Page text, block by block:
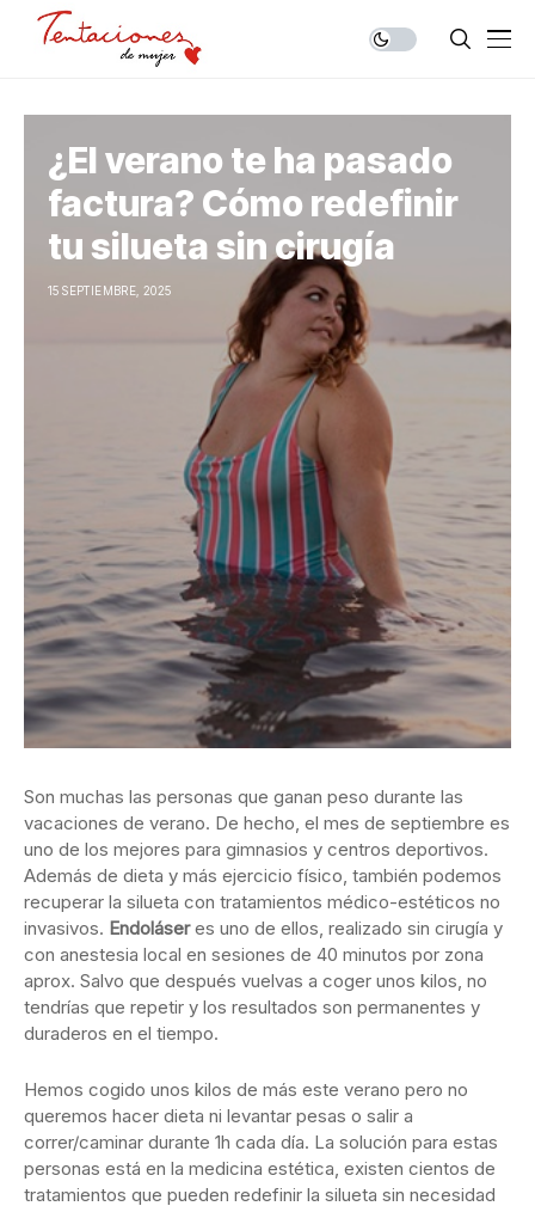
¿El verano te ha pasado
factura? Cómo redefinir
tu silueta sin cirugía
15 SEPTIEMBRE, 2025
Son muchas las personas que ganan peso durante las
vacaciones de verano. De hecho, el mes de septiembre es
uno de los mejores para gimnasios y centros deportivos.
Además de dieta y más ejercicio físico, también podemos
recuperar la silueta con tratamientos médico-estéticos no
invasivos. Endoláseres uno de ellos, realizado sin cirugía y
con anestesia local en sesiones de 40 minutos por zona
aprox. Salvo que después vuelvas a coger unos kilos, no
tendrías que repetir y los resultados son permanentes y
duraderos en el tiempo.
Hemos cogido unos kilos de más este verano pero no
queremos hacer dieta ni levantar pesas o salir a
correr/caminar durante 1h cada día. La solución para estas
personas está en la medicina estética, existen cientos de
tratamientos que pueden redefinir la silueta sin necesidad